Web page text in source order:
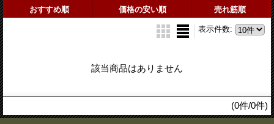
おすすめ順 価格の安い順 売れ筋順
表示件数:
該当商品はありません
(0件/0件)